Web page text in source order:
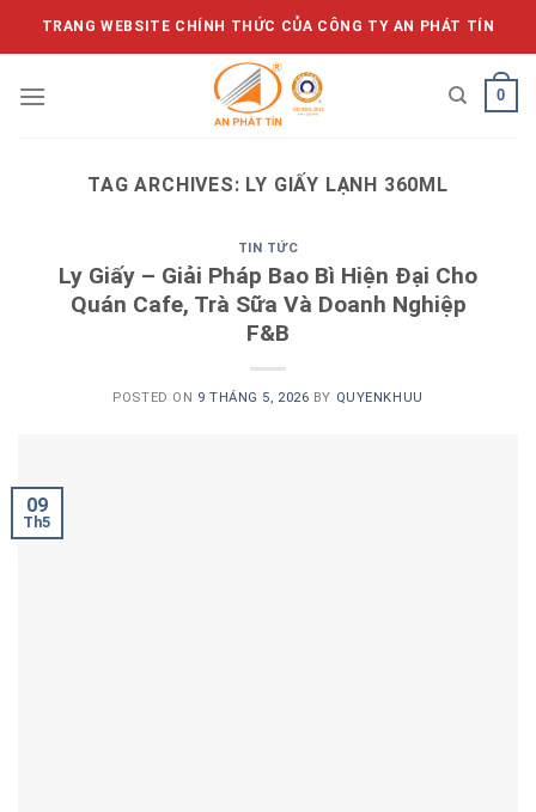
TRANG WEBSITE CHÍNH THỨC CỦA CÔNG TY AN PHÁT TÍN
0
TAG ARCHIVES: LY GIẤY LẠNH 360ML
TIN TỨC
Ly Giấy – Giải Pháp Bao Bì Hiện Đại Cho
Quán Cafe, Trà Sữa Và Doanh Nghiệp
F&B
POSTED ON 9 THÁNG 5, 2026 BY QUYENKHUU
09
Th5